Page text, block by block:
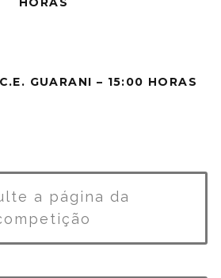
GUARANI – 15:00 HORAS
a página da